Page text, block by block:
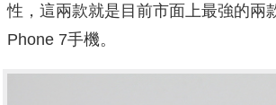
性，這兩款就是目前市面上最強的兩
Phone 7手機。